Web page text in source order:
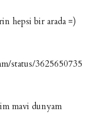
hepsi bir arada =)
status/3625650735
mavi dunyam